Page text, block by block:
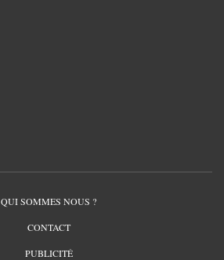
QUI SOMMES NOUS ?
CONTACT
PUBLICITÉ